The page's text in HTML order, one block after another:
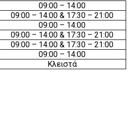
09:00 – 14:00
09:00 – 14:00& 17:30 – 21:00
09:00 – 14:00
09:00 – 14:00& 17:30 – 21:00
09:00 – 14:00& 17:30 – 21:00
09:00 – 14:00
Κλειστά